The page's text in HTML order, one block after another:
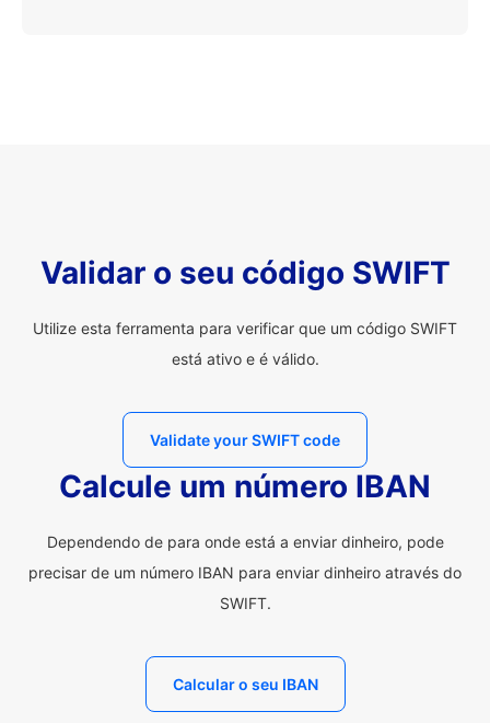
Validar o seu código SWIFT
Utilize esta ferramenta para verificar que um código SWIFT
está ativo e é válido.
Validate your SWIFT code
Calcule um número IBAN
Dependendo de para onde está a enviar dinheiro, pode
precisar de um número IBAN para enviar dinheiro através do
SWIFT.
Calcular o seu IBAN